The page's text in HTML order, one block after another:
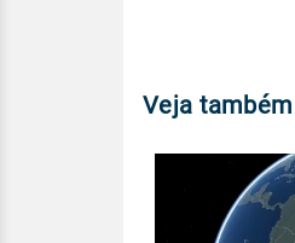
Veja também